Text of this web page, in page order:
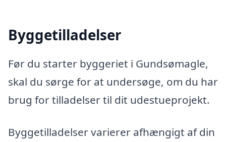
Byggetilladelser
Før du starter byggeriet i Gundsømagle,
skal du sørge for at undersøge, om du har
brug for tilladelser til dit udestueprojekt.
Byggetilladelser varierer afhængigt af din